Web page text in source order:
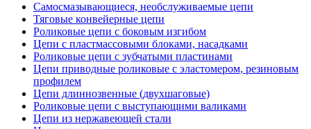
Самосмазывающиеся, необслуживаемые цепи
Тяговые конвейерные цепи
Роликовые цепи с боковым изгибом
Цепи с пластмассовыми блоками, насадками
Роликовые цепи с зубчатыми пластинами
Цепи приводные роликовые с эластомером, резиновым
профилем
Цепи длиннозвенные (двухшаговые)
Роликовые цепи с выступающими валиками
Цепи из нержавеющей стали